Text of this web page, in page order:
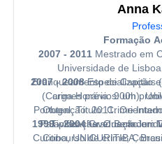
Anna
Formação
2007 - 2011 Mestrado em
Universidade de
Branqueamento de Capitais
crimes prévios: um
Obtenção: 2011.
Palavras-chave: Bem
Concurso de crime;
2007 - 2008Especialização
(Carga Horária: 900h).
Portugal. Título: Crime
Tipificação. Orientador:
1999 - 2004Graduação em
Curitiba, UNICURITIBA,